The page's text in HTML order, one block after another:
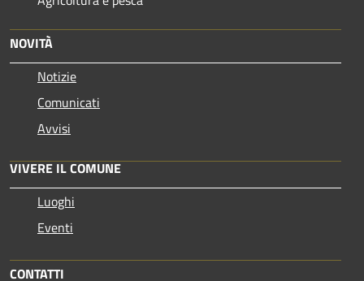
NOVITÀ
Notizie
Comunicati
Avvisi
VIVERE IL COMUNE
Luoghi
Eventi
CONTATTI